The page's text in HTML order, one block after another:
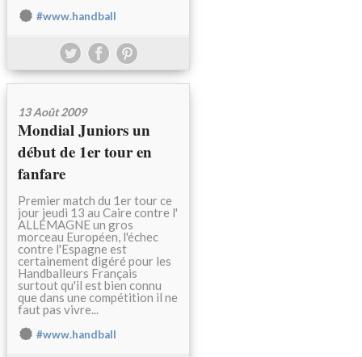
#www.handball
13 Août 2009
Mondial Juniors un
début de 1er tour en
fanfare
Premier match du 1er tour ce
jour jeudi 13 au Caire contre l'
ALLEMAGNE un gros
morceau Européen, l'échec
contre l'Espagne est
certainement digéré pour les
Handballeurs Français
surtout qu'il est bien connu
que dans une compétition il ne
faut pas vivre...
#www.handball